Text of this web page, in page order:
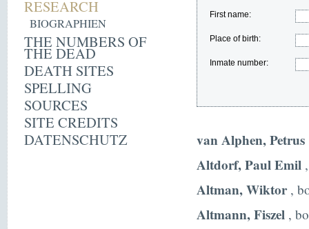
RESEARCH
BIOGRAPHIEN
THE NUMBERS OF
THE DEAD
DEATH SITES
SPELLING
SOURCES
SITE CREDITS
DATENSCHUTZ
First name:
Place of birth:
Inmate number:
van Alphen, Petrus
Altdorf, Paul Emil
Altman, Wiktor,
Altmann, Fiszel ,